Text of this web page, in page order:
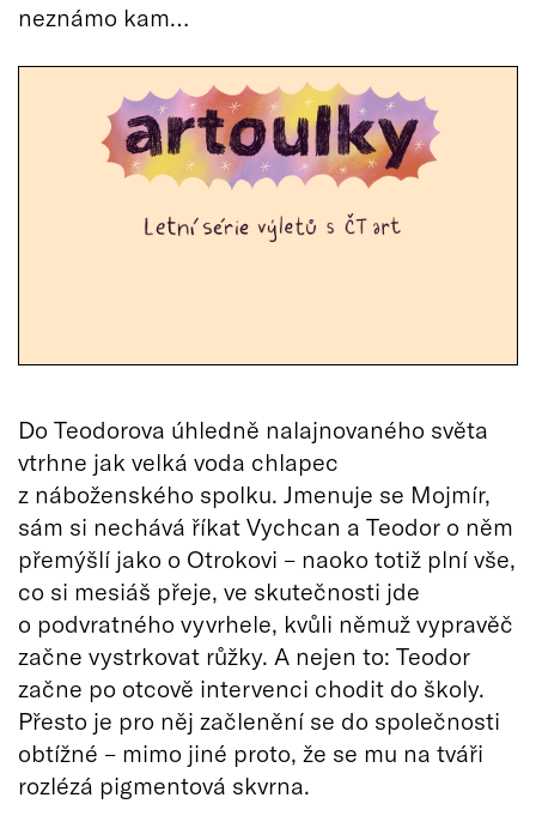
neznámo kam…
Do Teodorova úhledně nalajnovaného světa
vtrhne jak velká voda chlapec
z náboženského spolku. Jmenuje se Mojmír,
sám si nechává říkat Vychcan a Teodor o něm
přemýšlí jako o Otrokovi – naoko totiž plní vše,
co si mesiáš přeje, ve skutečnosti jde
o podvratného vyvrhele, kvůli němuž vypravěč
začne vystrkovat růžky. A nejen to: Teodor
začne po otcově intervenci chodit do školy.
Přesto je pro něj začlenění se do společnosti
obtížné – mimo jiné proto, že se mu na tváři
rozlézá pigmentová skvrna.